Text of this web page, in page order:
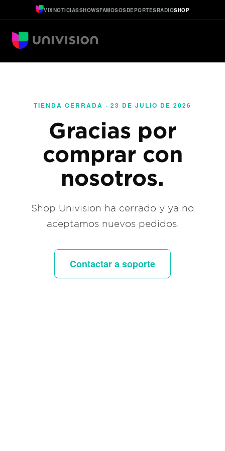
VIXNOTICIASSHOWSFAMOSOSDEPORTESRADIOSHOP
TIENDA CERRADA · 23 DE JULIO DE 2026
Gracias por
comprar con
nosotros.
Shop Univision ha cerrado y ya no
aceptamos nuevos pedidos.
Contactar a soporte